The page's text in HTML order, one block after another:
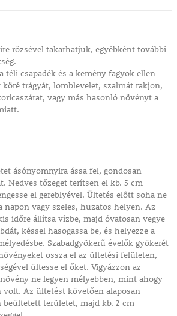
rőzsével takarhatjuk, egyébként további
téli csapadék és a kemény fagyok ellen
trágyát, lomblevelet, szalmát rakjon,
vagy más hasonló növényt a
ásónyomnyira ássa fel, gondosan
Nedves tőzeget terítsen el kb. 5 cm
el gereblyével. Ültetés előtt soha ne
napon vagy szeles, huzatos helyen. Az
időre állítsa vízbe, majd óvatosan vegye
késsel hasogassa be, és helyezze a
Szabadgyökerű évelők gyökerét
ossza el az ültetési felületen,
ültesse el őket. Vigyázzon az
ne legyen mélyebben, mint ahogy
volt. Az ültetést követően alaposan
beültetett területet, majd kb. 2 cm